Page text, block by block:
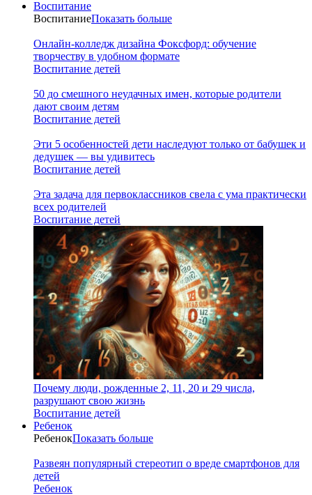
Воспитание
ВоспитаниеПоказать больше
Онлайн-колледж дизайна Фоксфорд: обучение
творчеству в удобном формате
Воспитание детей
50 до смешного неудачных имен, которые родители
дают своим детям
Воспитание детей
Эти 5 особенностей дети наследуют только от бабушек и
дедушек — вы удивитесь
Воспитание детей
Эта задача для первоклассников свела с ума практически
всех родителей
Воспитание детей
Почему люди, рожденные 2, 11, 20 и 29 числа,
разрушают свою жизнь
Воспитание детей
Ребенок
РебенокПоказать больше
Развеян популярный стереотип о вреде смартфонов для
детей
Ребенок